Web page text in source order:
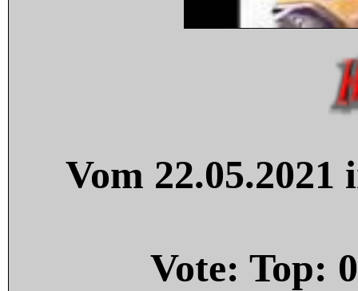
Vom
Vote: Top: 0